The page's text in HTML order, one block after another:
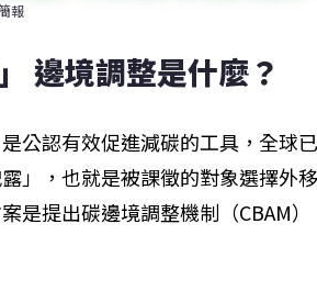
報
邊境調整是什麼？
公認有效促進減碳的工具，全球
」，也就是被課徵的對象選擇外
是提出碳邊境調整機制（CBAM